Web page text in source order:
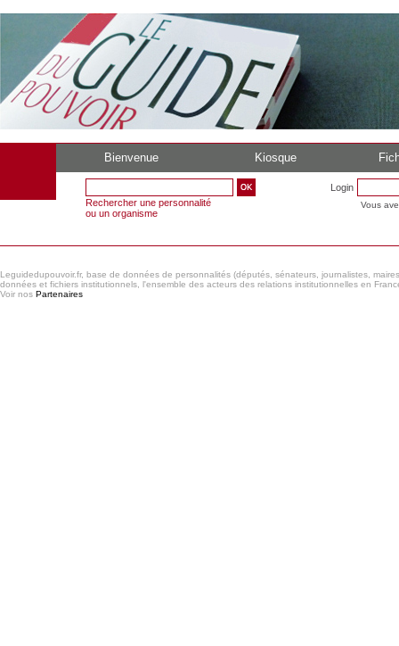
Bienvenue Kiosque
Rechercher une personnalité
ou un organisme
Login
Vous
Leguidedupouvoir.fr, base de données de personnalités (députés, sénateurs, journalistes,
données et fichiers institutionnels, l'ensemble des acteurs des relations institutionnelles en
Voir nos Partenaires